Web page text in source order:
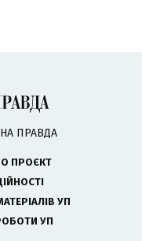
ПРАВДА
ПРОЄКТ
УП
УП